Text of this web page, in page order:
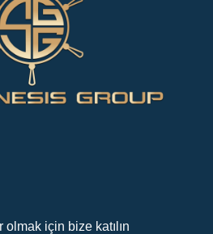
için bize katılın